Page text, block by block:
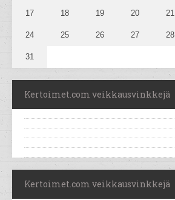
17 18 19 20 21
24 25 26 27 28
31
Kertoimet.com veikkausvinkkejä
Kertoimet.com veikkausvinkkejä